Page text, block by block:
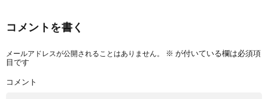
コメントを書く
メールアドレスが公開されることはありません。 ※ が付いている欄は必須項
目です
コメント